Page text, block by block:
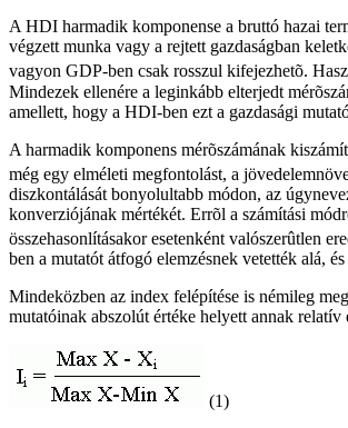
A HDI harmadik komponense a bruttó hazai
végzett munka vagy a rejtett gazdaságban
vagyon GDP-ben csak rosszul kifejezhetõ.
Mindezek ellenére a leginkább elterjedt
amellett, hogy a HDI-ben ezt a gazdasági
A harmadik komponens mérõszámának
még egy elméleti megfontolást, a
diszkontálását bonyolultabb módon, az
konverziójának mértékét. Errõl a számítási
összehasonlításakor esetenként valószerûtlen
ben a mutatót átfogó elemzésnek vetették alá,
Mindeközben az index felépítése is némileg
mutatóinak abszolút értéke helyett annak
(1)